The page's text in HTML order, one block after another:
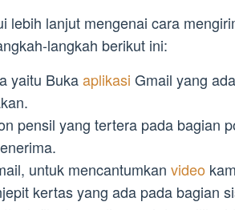
lebih lanjut mengenai cara
langkah berikut ini:
yaitu Bukaaplikasi Gmail yang
pensil yang tertera pada bagian
untuk mencantumkan video
kertas yang ada pada bagian